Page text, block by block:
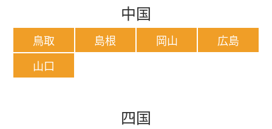
中国
鳥取 島根 岡山
広島
山口
四国